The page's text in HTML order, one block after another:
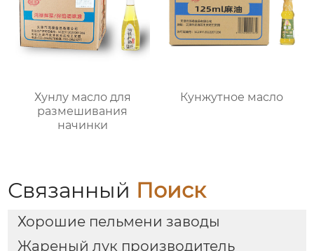
Хунлу масло для
размешивания
начинки
Кунжутное масло
Связанный Поиск
Хорошие пельмени заводы
Жареный лук производитель